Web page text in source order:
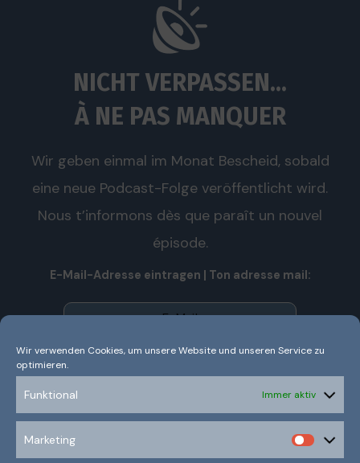
Wir verwenden Cookies, um unsere Website und unseren Service zu
optimieren.
Funktional Immer aktiv
Marketing
NICHT VERPASSEN...
À NE PAS MANQUER
Wir geben einmal im Monat Bescheid, sobald
eine neue Podcast-Folge veröffentlicht wird.
Nous t’informons dès que paraît un nouvel
épisode.
E-Mail-Adresse eintragen | Ton adresse mail:
Wir senden keinen Spam! Nous n’envoyons pas de spam!
Erfahre mehr in unserer
Datenschutzerklärung.
Ich habe die Datenschutzerklärung gelesen und